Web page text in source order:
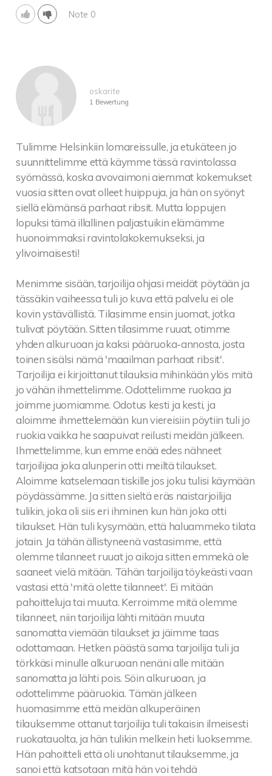
Note 0
oskarite
1 Bewertung
Tulimme Helsinkiin lomareissulle, ja etukäteen jo
suunnittelimme että käymme tässä ravintolassa
syömässä, koska avovaimoni aiemmat kokemukset
vuosia sitten ovat olleet huippuja, ja hän on syönyt
siellä elämänsä parhaat ribsit. Mutta loppujen
lopuksi tämä illallinen paljastuikin elämämme
huonoimmaksi ravintolakokemukseksi, ja
ylivoimaisesti!
Menimme sisään, tarjoilija ohjasi meidät pöytään ja
tässäkin vaiheessa tuli jo kuva että palvelu ei ole
kovin ystävällistä. Tilasimme ensin juomat, jotka
tulivat pöytään. Sitten tilasimme ruuat, otimme
yhden alkuruoan ja kaksi pääruoka-annosta, josta
toinen sisälsi nämä 'maailman parhaat ribsit'.
Tarjoilija ei kirjoittanut tilauksia mihinkään ylös mitä
jo vähän ihmettelimme. Odottelimme ruokaa ja
joimme juomiamme. Odotus kesti ja kesti, ja
aloimme ihmettelemään kun viereisiin pöytiin tuli jo
ruokia vaikka he saapuivat reilusti meidän jälkeen.
Ihmettelimme, kun emme enää edes nähneet
tarjoilijaa joka alunperin otti meiltä tilaukset.
Aloimme katselemaan tiskille jos joku tulisi käymään
pöydässämme. Ja sitten sieltä eräs naistarjoilija
tulikin, joka oli siis eri ihminen kun hän joka otti
tilaukset. Hän tuli kysymään, että haluammeko tilata
jotain. Ja tähän ällistyneenä vastasimme, että
olemme tilanneet ruuat jo aikoja sitten emmekä ole
saaneet vielä mitään. Tähän tarjoilija töykeästi vaan
vastasi että 'mitä olette tilanneet'. Ei mitään
pahoitteluja tai muuta. Kerroimme mitä olemme
tilanneet, niin tarjoilija lähti mitään muuta
sanomatta viemään tilaukset ja jäimme taas
odottamaan. Hetken päästä sama tarjoilija tuli ja
törkkäsi minulle alkuruoan nenäni alle mitään
sanomatta ja lähti pois. Söin alkuruoan, ja
odottelimme pääruokia. Tämän jälkeen
huomasimme että meidän alkuperäinen
tilauksemme ottanut tarjoilija tuli takaisin ilmeisesti
ruokatauolta, ja hän tulikin melkein heti luoksemme.
Hän pahoitteli että oli unohtanut tilauksemme, ja
sanoi että katsotaan mitä hän voi tehdä